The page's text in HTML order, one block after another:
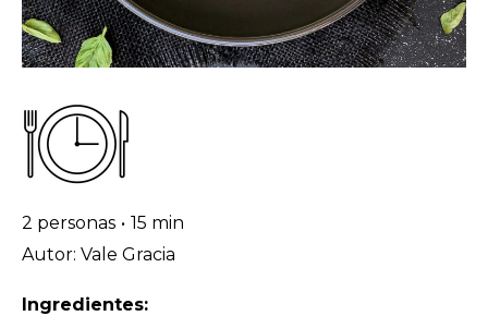
2 personas • 15 min
Autor: Vale Gracia
Ingredientes: